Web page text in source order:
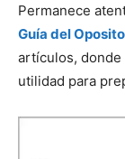
Permanece
Guía del
artículos, donde
utilidad para